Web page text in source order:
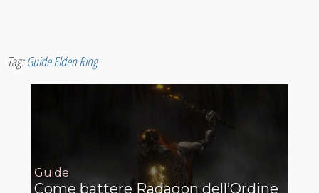
Tag:Guide Elden Ring
Guide
Come battere Radagon dell’Ordine